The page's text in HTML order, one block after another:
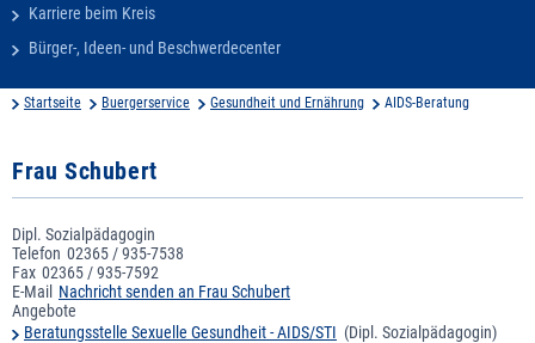
Karriere beim Kreis
Bürger-, Ideen- und Beschwerdecenter
Startseite Buergerservice Gesundheit und Ernährung AIDS-Beratung
Frau Schubert
Dipl. Sozialpädagogin
Telefon 02365 / 935-7538
Fax 02365 / 935-7592
E-Mail Nachricht senden an Frau Schubert
Angebote
Beratungsstelle Sexuelle Gesundheit - AIDS/STI (Dipl. Sozialpädagogin)